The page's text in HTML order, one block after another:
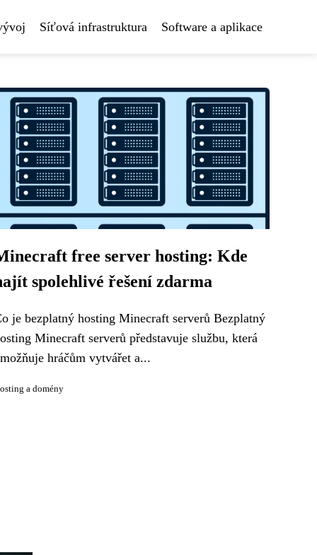
Síťová infrastruktura Software a aplikace
free server hosting: Kde
spolehlivé řešení zdarma
je bezplatný hosting Minecraft serverů Bezplatný
Minecraft serverů představuje službu, která
hráčům vytvářet a...
a domény